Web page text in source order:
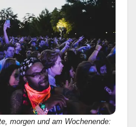
morgen und am Wochenende: